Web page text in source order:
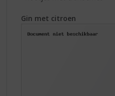
Gin met citroen